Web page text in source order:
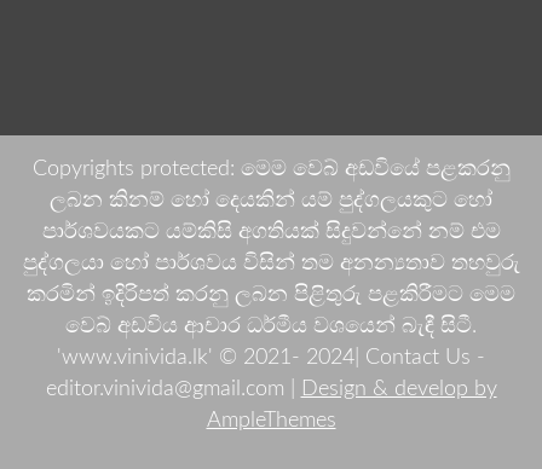
Copyrights protected: මෙම වෙබ් අඩවියේ පළකරනු
ලබන කිනම් හෝ දෙයකින් යම් පුද්ගලයකුට හෝ
පාර්ශවයකට යම්කිසි අගතියක් සිදුවන්නේ නම් එම
පුද්ගලයා හෝ පාර්ශවය විසින් තම අනන්‍යතාව තහවුරු
කරමින් ඉදිරිපත් කරනු ලබන පිළිතුරු පළකිරීමට මෙම
වෙබ් අඩවිය ආචාර ධර්මීය වශයෙන් බැඳී සිටී.
'www.vinivida.lk' © 2021- 2024| Contact Us -
editor.vinivida@gmail.com |
Design & develop by
AmpleThemes